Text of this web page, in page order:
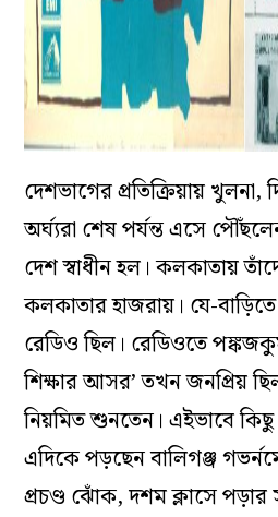
দেশভাগের প্রতিক্রিয়ায়
অর্ঘ্যরা শেষ পর্যন্ত এসে
দেশ স্বাধীন হল। কলকাতায়
কলকাতার হাজরায়। যে-
রেডিও ছিল। রেডিওতে
শিক্ষার আসর’ তখন জনপ্রিয়
নিয়মিত শুনতেন। এইভাবে
এদিকে পড়ছেন বালিগঞ্জ
প্রচণ্ড ঝোঁক, দশম ক্লাসে